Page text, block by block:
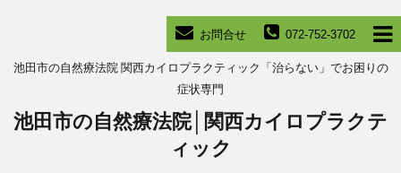
072-752-3702
お問合せ
池田市の自然療法院 関西カイロプラクティック「治らない」でお困りの
症状専門
池田市の自然療法院│関西カイロプラクテ
ィック